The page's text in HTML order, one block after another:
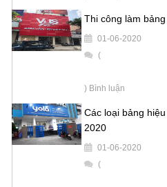
Thi công làm
01-06-2020
(
) Bình luận
Các loại bảng
2020
01-06-2020
(